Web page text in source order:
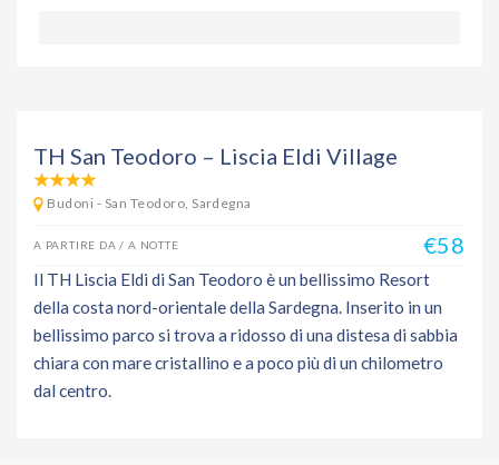
TH San Teodoro – Liscia Eldi Village
Budoni - San Teodoro, Sardegna
A PARTIRE DA / A NOTTE €58
Il TH Liscia Eldi di San Teodoro è un bellissimo Resort
della costa nord-orientale della Sardegna. Inserito in un
bellissimo parco si trova a ridosso di una distesa di sabbia
chiara con mare cristallino e a poco più di un chilometro
dal centro.